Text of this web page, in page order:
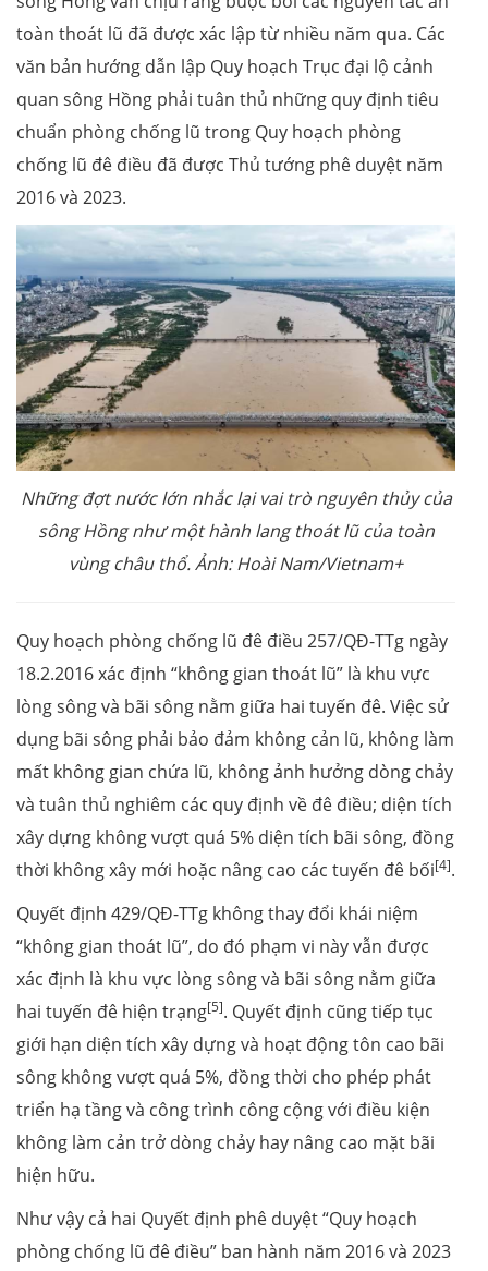
toàn thoát lũ đã được xác lập từ nhiều năm qua. Các
văn bản hướng dẫn lập Quy hoạch Trục đại lộ cảnh
quan sông Hồng phải tuân thủ những quy định tiêu
chuẩn phòng chống lũ trong Quy hoạch phòng
chống lũ đê điều đã được Thủ tướng phê duyệt năm
2016 và 2023.
Những đợt nước lớn nhắc lại vai trò nguyên thủy của
sông Hồng như một hành lang thoát lũ của toàn
vùng châu thổ. Ảnh: Hoài Nam/Vietnam+
Quy hoạch phòng chống lũ đê điều 257/QĐ-TTg ngày
18.2.2016 xác định “không gian thoát lũ” là khu vực
lòng sông và bãi sông nằm giữa hai tuyến đê. Việc sử
dụng bãi sông phải bảo đảm không cản lũ, không làm
mất không gian chứa lũ, không ảnh hưởng dòng chảy
và tuân thủ nghiêm các quy định về đê điều; diện tích
xây dựng không vượt quá 5% diện tích bãi sông, đồng
thời không xây mới hoặc nâng cao các tuyến đê bối[4].
Quyết định 429/QĐ-TTg không thay đổi khái niệm
“không gian thoát lũ”, do đó phạm vi này vẫn được
xác định là khu vực lòng sông và bãi sông nằm giữa
hai tuyến đê hiện trạng[5]. Quyết định cũng tiếp tục
giới hạn diện tích xây dựng và hoạt động tôn cao bãi
sông không vượt quá 5%, đồng thời cho phép phát
triển hạ tầng và công trình công cộng với điều kiện
không làm cản trở dòng chảy hay nâng cao mặt bãi
hiện hữu.
Như vậy cả hai Quyết định phê duyệt “Quy hoạch
phòng chống lũ đê điều” ban hành năm 2016 và 2023